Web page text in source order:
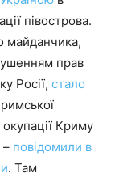
півострова.
майданчика,
прав
Росії, стало
Криму
– повідомили в
. Там